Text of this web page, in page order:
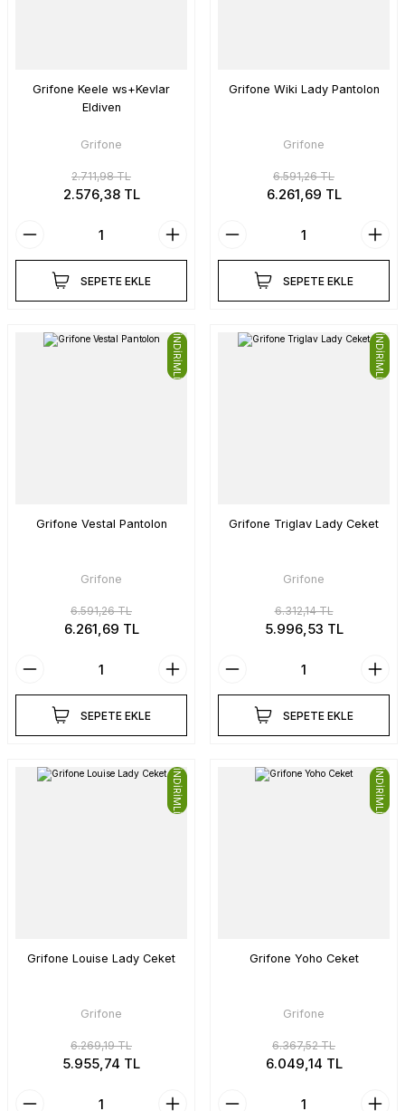
Grifone Keele ws+Kevlar
Eldiven
Grifone
2.711,98 TL
2.576,38 TL
SEPETE EKLE
Grifone Wiki Lady Pantolon
Grifone
6.591,26 TL
6.261,69 TL
SEPETE EKLE
İNDİRİMLİ
Grifone Vestal Pantolon
Grifone
6.591,26 TL
6.261,69 TL
SEPETE EKLE
İNDİRİMLİ
Grifone Triglav Lady Ceket
Grifone
6.312,14 TL
5.996,53 TL
SEPETE EKLE
İNDİRİMLİ
Grifone Louise Lady Ceket
Grifone
6.269,19 TL
5.955,74 TL
İNDİRİMLİ
Grifone Yoho Ceket
Grifone
6.367,52 TL
6.049,14 TL